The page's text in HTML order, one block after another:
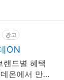
광고
ON
랜드별 혜택
온에서 만나